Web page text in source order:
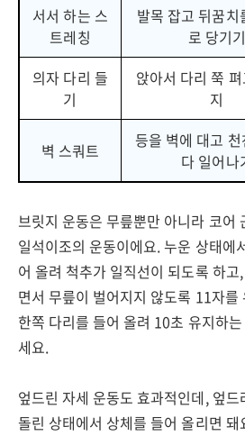
서서 하는 스
트레칭
발목 잡고 뒤꿈치
로 당기기
의자 다리 들
기
앉아서 다리 쭉
지
벽 스쿼트
등을 벽에 대고
다 일어나
브릿지 운동은 무릎뿐만 아니라 코어
일석이조의 운동이에요. 누운 상태에
어 올려 척추가 일직선이 되도록 하
면서 무릎이 벌어지지 않도록 11자를
한쪽 다리를 들어 올려 10초 유지하
세요.
엎드린 자세 운동도 효과적인데, 엎
돌린 상태에서 상체를 들어 올리면